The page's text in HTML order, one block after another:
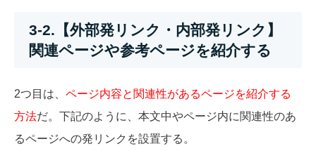
3-2.【外部発リンク・内部発リンク】
関連ページや参考ページを紹介する
2つ目は、 ページ内容と関連性があるページを紹介する
方法だ。下記のように、本文中やページ内に関連性のあ
るページへの発リンクを設置する。